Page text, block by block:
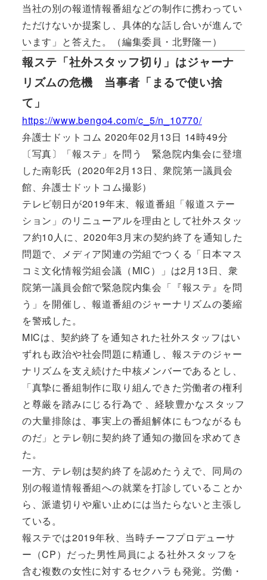
当社の別の報道情報番組などの制作に携わってい
ただけないか提案し、具体的な話し合いが進んで
います」と答えた。（編集委員・北野隆一）
報ステ「社外スタッフ切り」はジャーナ
リズムの危機 当事者「まるで使い捨
て」
https://www.bengo4.com/c_5/n_10770/
弁護士ドットコム 2020年02月13日 14時49分
〔写真〕「報ステ」を問う 緊急院内集会に登壇
した南彰氏（2020年2月13日、衆院第一議員会
館、弁護士ドットコム撮影）
テレビ朝日が2019年末、報道番組「報道ステー
ション」のリニューアルを理由として社外スタッ
フ約10人に、2020年3月末の契約終了を通知した
問題で、メディア関連の労組でつくる「日本マス
コミ文化情報労組会議（MIC）」は2月13日、衆
院第一議員会館で緊急院内集会「『報ステ』を問
う」を開催し、報道番組のジャーナリズムの萎縮
を警戒した。
MICは、契約終了を通知された社外スタッフはい
ずれも政治や社会問題に精通し、報ステのジャー
ナリズムを支え続けた中核メンバーであるとし、
「真摯に番組制作に取り組んできた労働者の権利
と尊厳を踏みにじる行為で 、経験豊かなスタッフ
の大量排除は、事実上の番組解体にもつながるも
のだ」とテレ朝に契約終了通知の撤回を求めてき
た。
一方、テレ朝は契約終了を認めたうえで、同局の
別の報道情報番組への就業を打診していることか
ら、派遣切りや雇い止めには当たらないと主張し
ている。
報ステでは2019年秋、当時チーフプロデューサ
ー（CP）だった男性局員による社外スタッフを
含む複数の女性に対するセクハラも発覚。労働・